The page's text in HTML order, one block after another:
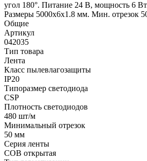
угол 180°. Питание 24 В, мощность 6
Размеры 5000х6х1.8 мм. Мин. отрезок
Общие
Артикул
042035
Тип товара
Лента
Класс пылевлагозащиты
IP20
Типоразмер светодиода
CSP
Плотность светодиодов
480 шт/м
Минимальный отрезок
50 мм
Серия ленты
COB открытая